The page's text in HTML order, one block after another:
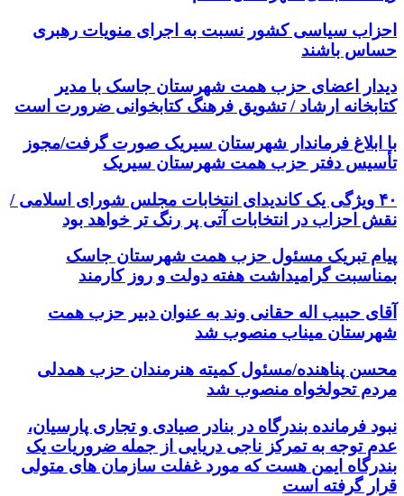
احزاب سیاسی کشور نسبت به اجرای منویات رهبری
حساس باشند
دیدار اعضای حزب همت شهرستان جاسک با مدیر
کتابخانه ارشاد / تشویق فرهنگ کتابخوانی ضرورت است
با ابلاغ فرماندار شهرستان سیریک صورت گرفت/مجوز
تأسیس دفتر حزب همت شهرستان سیریک
۴۰ ویژگی یک کاندیدای انتخابات مجلس شورای اسلامی /
نقش احزاب در انتخابات آتی پر رنگ تر خواهد بود
پیام تبریک مسئول حزب همت شهرستان جاسک
بمناسبت گرامیداشت هفته دولت و روز کارمند
آقای حبیب اله حقانی وند به عنوان دبیر حزب همت
شهرستان میناب منصوب شد
محسن پناهنده/مسئول کمیته هنرمندان حزب همدلی
مردم تحولخواه منصوب شد
نبود فرمانده بندرگاه در بنادر صیادی و تجاری پارسیان،
عدم توجه به تمرکز ناجی دریایی از جمله ضروریات یک
بندرگاه ایمن هست که مورد غفلت سازمان های متولی
قرار گرفته است